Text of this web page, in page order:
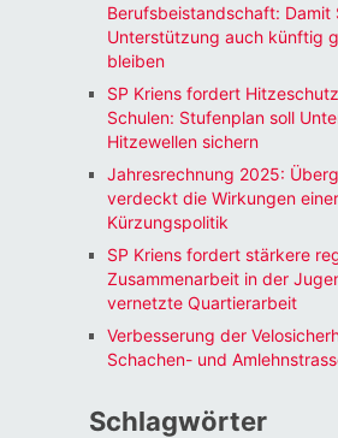
Berufsbeistandschaft: Damit
Unterstützung auch künftig
bleiben
SP Kriens fordert
Schulen: Stufenplan soll
Hitzewellen sichern
Jahresrechnung 2025:
verdeckt die Wirkungen einer
Kürzungspolitik
SP Kriens fordert stärkere
Zusammenarbeit in der
vernetzte Quartierarbeit
Verbesserung der
Schachen- und
Schlagwörter